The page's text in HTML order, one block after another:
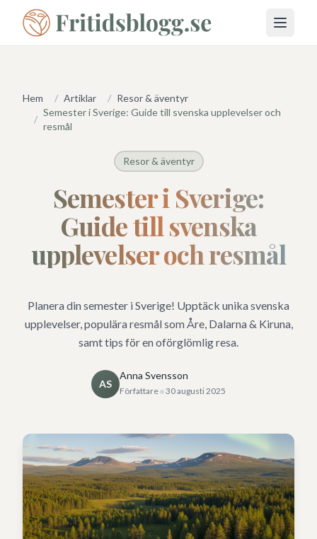
Öppna
Hem / Artiklar / Resor & äventyr
/
Semester i Sverige: Guide till svenska upplevelser och
resmål
Resor & äventyr
Semester i Sverige:
Guide till svenska
upplevelser och resmål
Planera din semester i Sverige! Upptäck unika svenska
upplevelser, populära resmål som Åre, Dalarna & Kiruna,
samt tips för en oförglömlig resa.
AS
Anna Svensson
Författare•30 augusti 2025